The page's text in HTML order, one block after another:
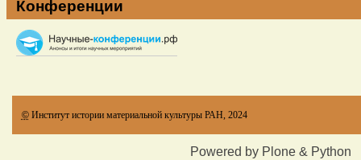
Конференции
© Институт истории материальной культуры РАН, 2024
Powered by Plone & Python